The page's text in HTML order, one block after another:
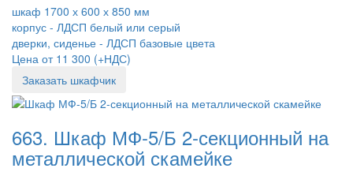
шкаф 1700 х 600 х 850 мм
корпус - ЛДСП белый или серый
дверки, сиденье - ЛДСП базовые цвета
Цена от 11 300 (+НДС)
Заказать шкафчик
663. Шкаф МФ-5/Б 2-секционный на
металлической скамейке